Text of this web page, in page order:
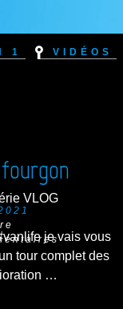
1
Vidéos
VLOG
je vais vous
tour complet des
…